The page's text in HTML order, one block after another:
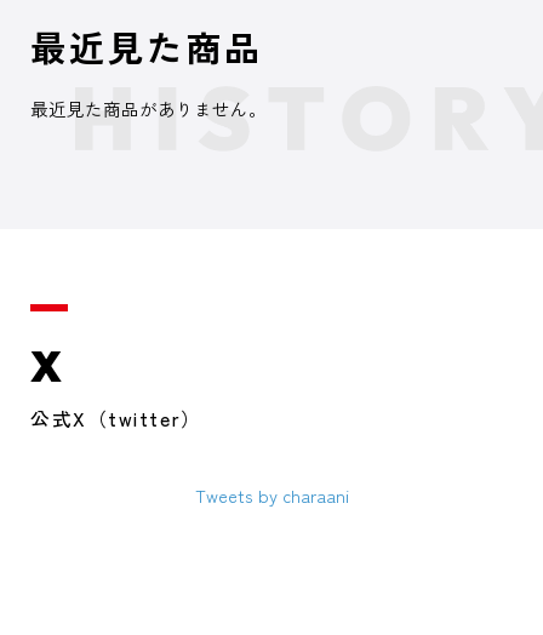
最近見た商品
最近見た商品がありません。
X
公式X（twitter）
Tweets by charaani